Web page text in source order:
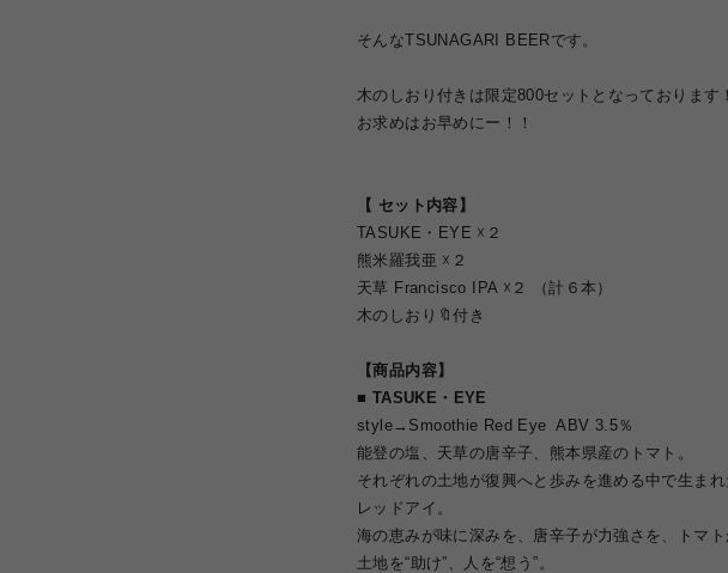
そんなTSUNAGARI BEERです。
木のしおり付きは限定800セットとなっております！
お求めはお早めにー！！
【 セット内容 】
TASUKE・EYE ☓２
熊米羅我亜 ☓２
天草 Francisco IPA ☓２ （計６本）
木のしおり🔖付き
【商品内容】
■ TASUKE・EYE
style→Smoothie Red Eye ABV 3.5％
能登の塩、天草の唐辛子、熊本県産のトマト。
それぞれの土地が復興へと歩みを進める中で生ま
レッドアイ。
海の恵みが味に深みを、唐辛子が力強さを、トマト
土地を“助け”、人を“想う”。